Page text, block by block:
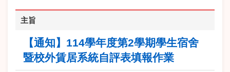
主旨
【通知】114學年度第2學期學生宿舍
暨校外賃居系統自評表填報作業